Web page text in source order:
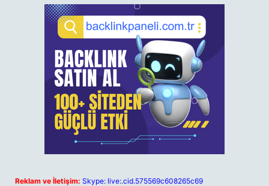
Reklam ve İletişim: Skype: live:.cid.575569c608265c69